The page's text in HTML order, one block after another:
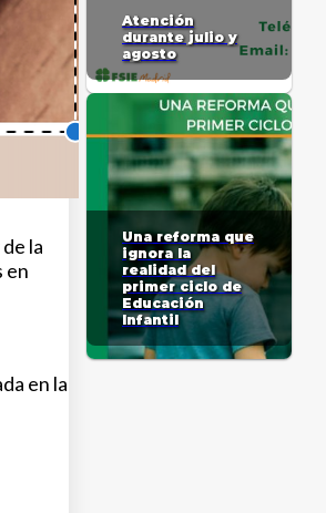
la
en
en la
Atención
durante julio y
agosto
Una reforma que
ignora la
realidad del
primer ciclo de
Educación
Infantil